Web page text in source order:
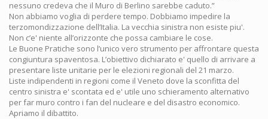
nessuno credeva che il Muro di Berlino sarebbe caduto.”
Non abbiamo voglia di perdere tempo. Dobbiamo impedire la
terzomondizzazione dell’Italia. La vecchia sinistra non esiste piu'.
Non c’e' niente all’orizzonte che possa cambiare le cose.
Le Buone Pratiche sono l’unico vero strumento per affrontare questa
congiuntura spaventosa. L’obiettivo dichiarato e' quello di arrivare a
presentare liste unitarie per le elezioni regionali del 21 marzo.
Liste indipendenti in regioni come il Veneto dove la sconfitta del
centro sinistra e' scontata ed e' utile uno schieramento alternativo
per far muro contro i fan del nucleare e del disastro economico.
Apriamo il dibattito.